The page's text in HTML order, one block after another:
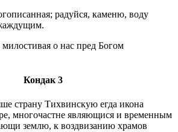
радуйся, каменю, воду
о нас пред Богом
Кондак 3
страну Тихвинскую егда икона
многочастне являющися и временным
землю, к воздвизанию храмов